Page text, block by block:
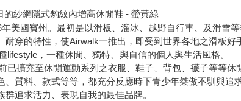
的紗網隱式豹紋內增高休閒鞋 - 螢黃綠
美國賓州。最初是以滑板、溜冰、越野自行車、及滑雪
耐穿的特性，使Airwalk一推出，即受到世界各地之滑板好
lifestyle，一種休閒、獨特、與自信的個人與生活風格。
已擴充至休閒運動系列之衣服、鞋子、背包、襪子等等休
、質料、款式等等，都充分反應時下青少年桀傲不馴與追
群追求活力、表現自我的最佳品牌。